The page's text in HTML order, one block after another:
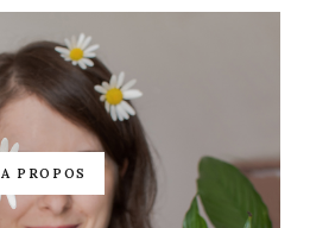
A PROPOS